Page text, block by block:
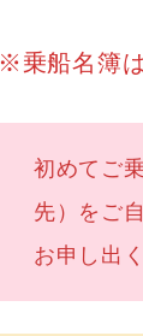
※乗船名簿
初めてご
先）を
お申し出